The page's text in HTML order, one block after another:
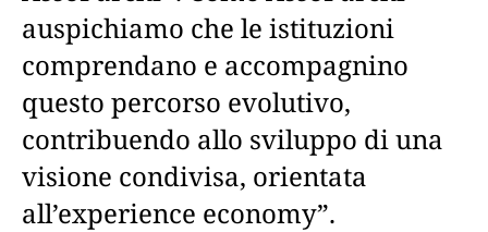
auspichiamo che le istituzioni
comprendano e accompagnino
questo percorso evolutivo,
contribuendo allo sviluppo di una
visione condivisa, orientata
all’experience economy”.